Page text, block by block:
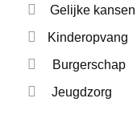
Gelijke kansen
Kinderopvang
Burgerschap
Jeugdzorg